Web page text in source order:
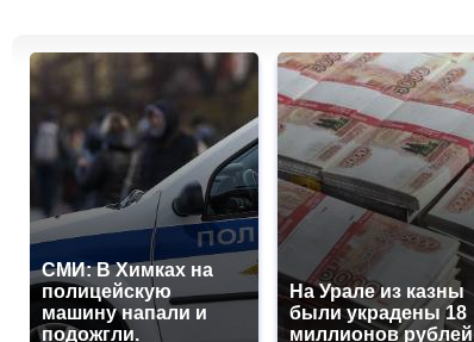
СМИ: В Химках на
полицейскую
машину напали и
подожгли.
На Урале из казны
были украдены 18
миллионов рублей